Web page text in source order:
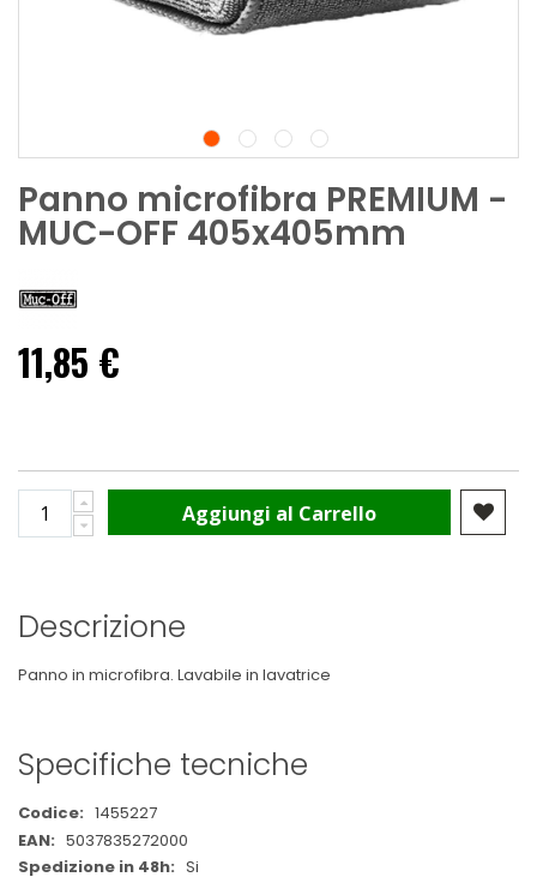
Panno microfibra PREMIUM -
MUC-OFF 405x405mm
11,85 €
Aggiungi al Carrello
Descrizione
Panno in microfibra. Lavabile in lavatrice
Specifiche tecniche
Maggiori
Informazioni
1455227
5037835272000
Si